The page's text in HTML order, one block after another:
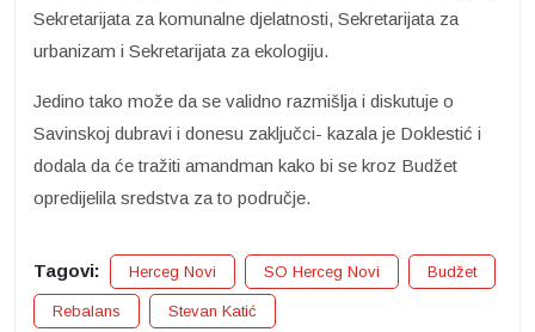
Sekretarijata za komunalne djelatnosti, Sekretarijata za
urbanizam i Sekretarijata za ekologiju.
Jedino tako može da se validno razmišlja i diskutuje o
Savinskoj dubravi i donesu zaključci- kazala je Doklestić i
dodala da će tražiti amandman kako bi se kroz Budžet
opredijelila sredstva za to područje.
Tagovi: Herceg Novi SO Herceg Novi Budžet
Rebalans Stevan Katić